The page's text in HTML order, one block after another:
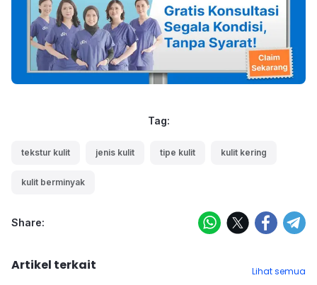
Tag:
tekstur kulit jenis kulit tipe kulit kulit kering
kulit berminyak
Share:
Artikel terkait Lihat semua